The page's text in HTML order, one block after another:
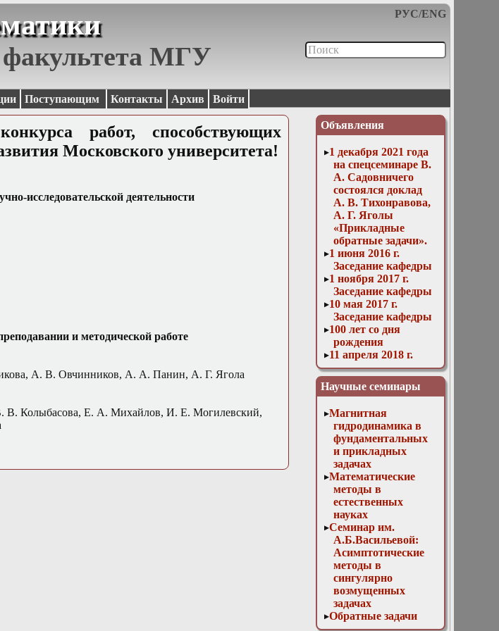
РУС/ENG
факультета МГУ
Поступающим Контакты Архив Войти
Объявления
1 декабря 2021 года
на спецсеминаре В.
А. Садовничего
состоялся доклад
А. В. Тихонравова,
А. Г. Яголы
«Прикладные
обратные задачи».
1 июня 2016 г.
Заседание кафедры
1 ноября 2017 г.
Заседание кафедры
10 мая 2017 г.
Заседание кафедры
100 лет со дня
рождения
11 апреля 2018 г.
Заседание кафедры
11 мая 2016 г.
Заседание кафедры
Заседание кафедры
12 апреля 2017 г.
Заседание кафедры
13 декабря 2017 г.
Отчет магистров
13 декабря 2023г.
Доклад Д. В.
Лукьяненко
«Особенности
построения
численных схем
для решения
трёхмерных
линейных
некорректно
поставленных
обратных задач с
Научные семинары
Магнитная
гидродинамика в
фундаментальных
и прикладных
задачах
Математические
методы в
естественных
науках
Семинар им.
А.Б.Васильевой:
Асимптотические
методы в
сингулярно
возмущенных
задачах
Обратные задачи
математической
работ, способствующих
Московского университета!
исследовательской деятельности
и методической работе
А. В. Овчинников, А. А. Панин, А. Г. Ягола
Колыбасова, Е. А. Михайлов, И. Е. Могилевский,